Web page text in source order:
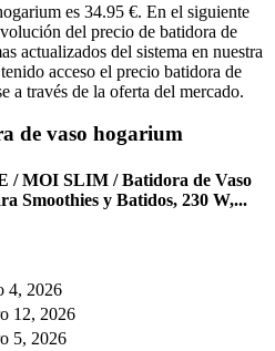
es 34.95 €. En el siguiente
del precio de batidora de
actualizados del sistema en nuestra
acceso el precio batidora de
a través de la oferta del mercado.
de vaso hogarium
/ MOI SLIM / Batidora de Vaso
Smoothies y Batidos, 230 W,...
4, 2026
12, 2026
5, 2026